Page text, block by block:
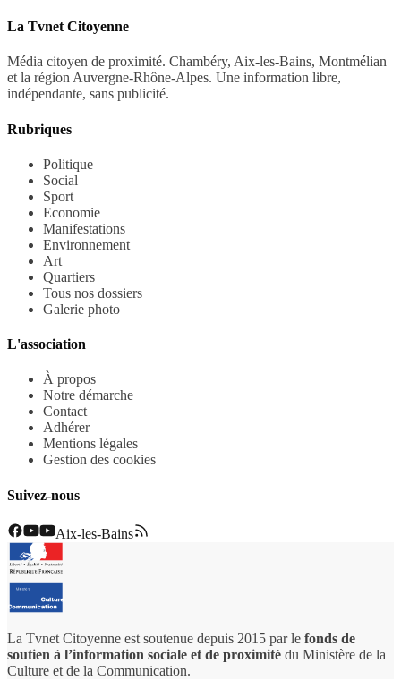
La Tvnet Citoyenne
Média citoyen de proximité. Chambéry, Aix-les-Bains, Montmélian
et la région Auvergne-Rhône-Alpes. Une information libre,
indépendante, sans publicité.
Rubriques
Politique
Social
Sport
Economie
Manifestations
Environnement
Art
Quartiers
Tous nos dossiers
Galerie photo
L'association
À propos
Notre démarche
Contact
Adhérer
Mentions légales
Gestion des cookies
Suivez-nous
Aix-les-Bains
La Tvnet Citoyenne est soutenue depuis 2015 par le fonds de
soutien à l’information sociale et de proximité du Ministère de la
Culture et de la Communication.